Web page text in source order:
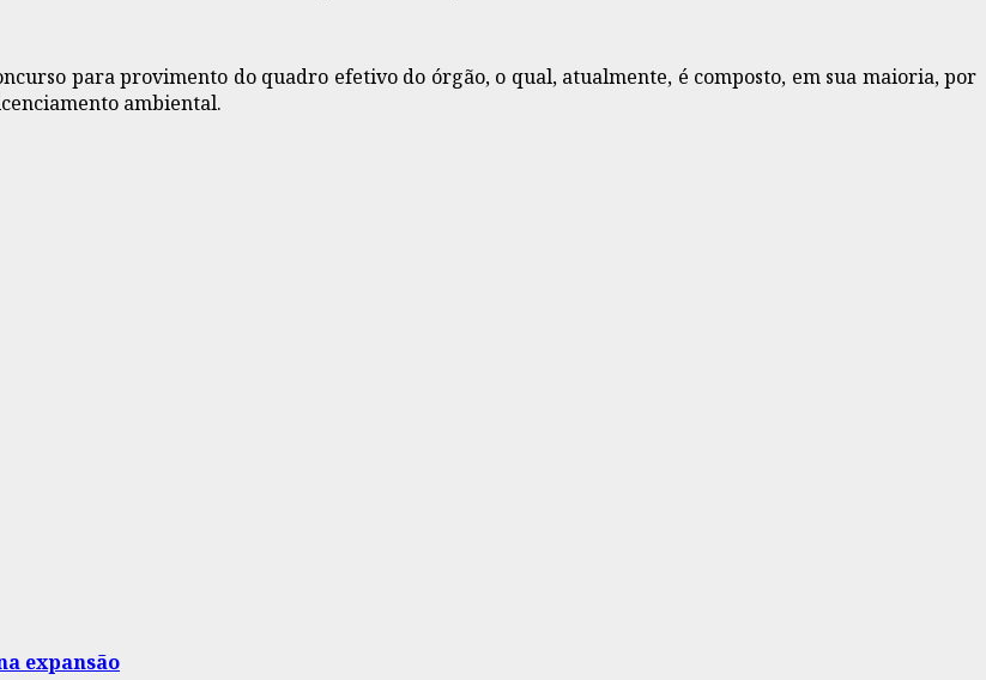
para provimento do quadro efetivo do órgão, o qual, atualmente, é composto, em sua maioria, por
ambiental.
expansão